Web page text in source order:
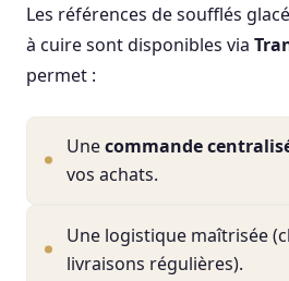
Les références de soufflés
à cuire sont disponibles via
permet :
Unecommande
vos achats.
Une logistique maîtrisée
livraisons régulières).